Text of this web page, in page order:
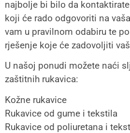
najbolje bi bilo da
koji će rado odgovoriti na
vam u pravilnom odabiru te
rješenje koje će zadovoljiti
U našoj ponudi možete naći
zaštitnih rukavica:
Kožne rukavice
Rukavice od gume i tekstila
Rukavice od poliuretana i